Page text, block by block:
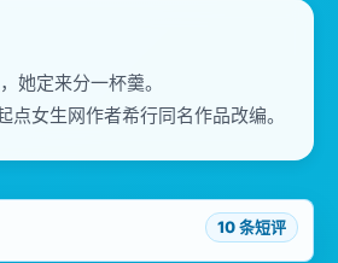
她定来分一杯羹。
点女生网作者希行同名作品改编。
10 条短评